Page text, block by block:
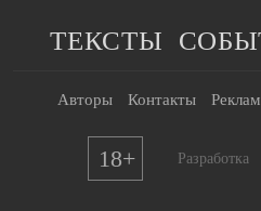
ТЕКСТЫ
Авторы Контакты
18+ Разработка